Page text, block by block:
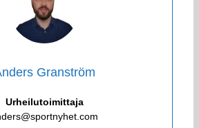
Granström
Urheilutoimittaja